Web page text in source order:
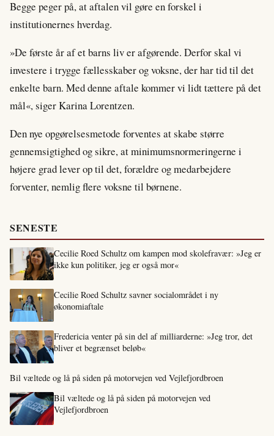
Begge peger på, at aftalen vil gøre en forskel i
institutionernes hverdag.
»De første år af et barns liv er afgørende. Derfor skal vi
investere i trygge fællesskaber og voksne, der har tid til det
enkelte barn. Med denne aftale kommer vi lidt tættere på det
mål«, siger Karina Lorentzen.
Den nye opgørelsesmetode forventes at skabe større
gennemsigtighed og sikre, at minimumsnormeringerne i
højere grad lever op til det, forældre og medarbejdere
forventer, nemlig flere voksne til børnene.
SENESTE
Cecilie Roed Schultz om kampen mod skolefravær: »Jeg er
ikke kun politiker, jeg er også mor«
Cecilie Roed Schultz savner socialområdet i ny
økonomiaftale
Fredericia venter på sin del af milliarderne: »Jeg tror, det
bliver et begrænset beløb«
Bil væltede og lå på siden på motorvejen ved Vejlefjordbroen
Bil væltede og lå på siden på motorvejen ved
Vejlefjordbroen